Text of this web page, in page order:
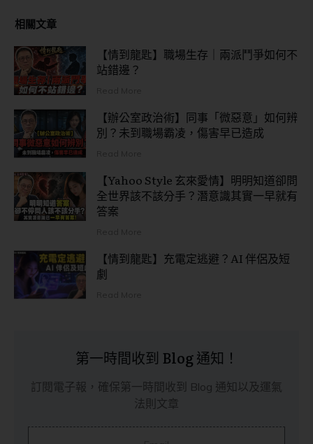
相關文章
【情到龍匙】職場生存｜兩派鬥爭如何不
站錯邊？
【辦公室政治術】同事「微惡意」如何辨
別？未到職場霸凌，傷害早已造成
【Yahoo Style 玄來愛情】明明知道卻問
全世界該不該分手？潛意識其實一早就有
答案
【情到龍匙】充電定逃避？AI 伴侶及短
劇
第一時間收到 Blog 通知！
訂閱電子報，確保第一時間收到 Blog 通知以及運氣
法則文章